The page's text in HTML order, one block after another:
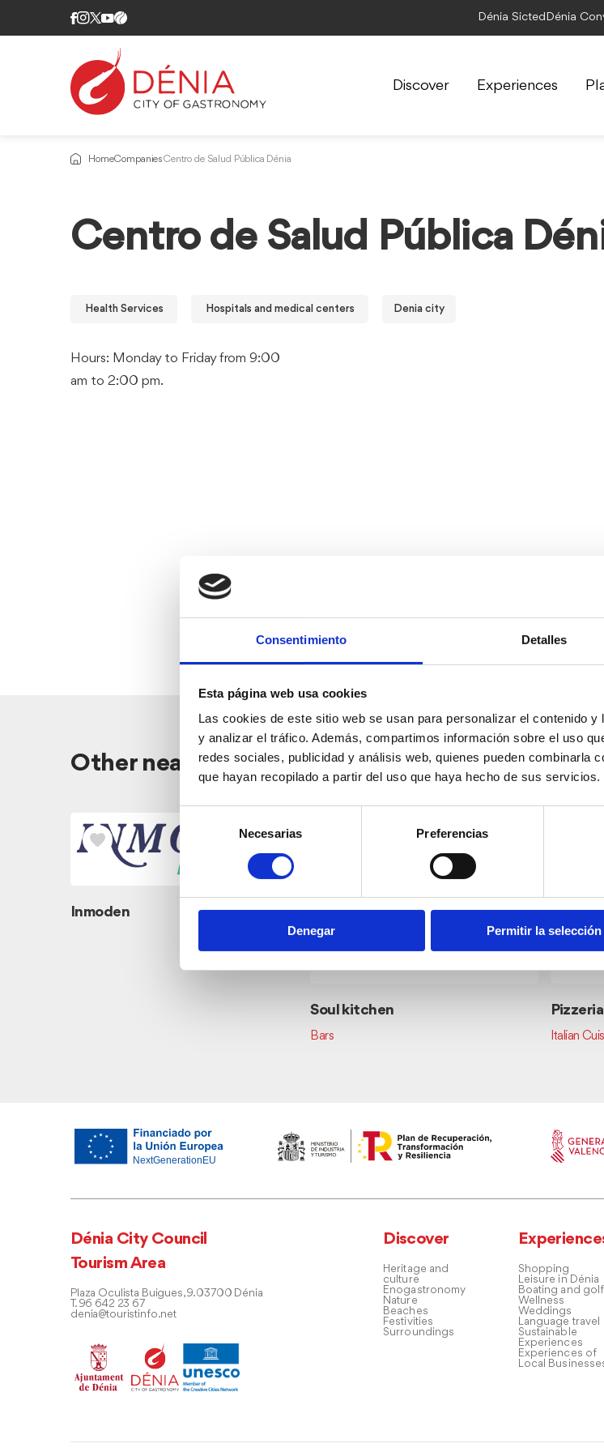
Consentimiento Detalles
Esta página web usa cookies
Las cookies de este sitio web se usan para personalizar el contenido
y analizar el tráfico. Además, compartimos información sobre el uso
redes sociales, publicidad y análisis web, quienes pueden combinarla
que hayan recopilado a partir del uso que haya hecho de sus servicios.
de
consentimiento
Necesarias Preferencias
Denegar Permitir la selección
Dénia Sicted Dénia
Discover Experiences
HomeCompaniesCentro de Salud Pública Dénia
Centro de Salud Pública
Health Services Hospitals and medical centers Denia city
Hours: Monday to Friday from 9:00
am to 2:00 pm.
Other nearby companies
Inmoden
Soul kitchen
Bars Italian
Dénia City Council
Tourism Area
Plaza Oculista Buigues, 9. 03700 Dénia
T. 96 642 23 67
denia@touristinfo.net
Discover
Heritage and
culture
Enogastronomy
Nature
Beaches
Festivities
Surroundings
Shopping
Leisure in Dénia
Boating and golf
Wellness
Weddings
Language travel
Sustainable
Experiences
Experiences of
Local